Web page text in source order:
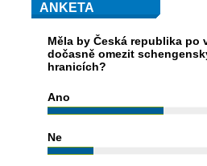
ANKETA
Měla by Česká republika po
dočasně omezit
hranicích?
Ano
Ne